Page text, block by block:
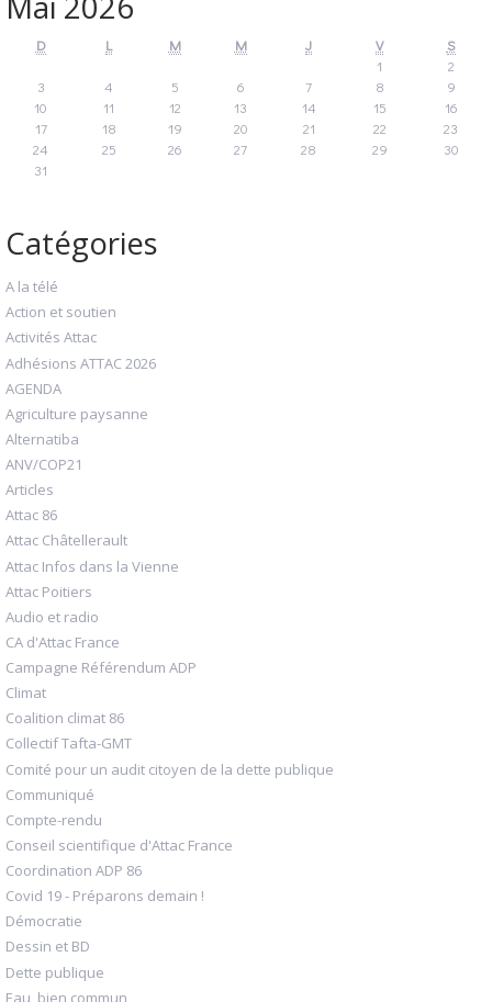
D L M M J V
S
1
2
3
4 5 6 7 8
9
10
11 12 13 14 15
16
17
18 19 20 21 22
23
24
25 26 27 28 29
30
31
Catégories
A la télé
Action et soutien
Activités Attac
Adhésions ATTAC 2026
AGENDA
Agriculture paysanne
Alternatiba
ANV/COP21
Articles
Attac 86
Attac Châtellerault
Attac Infos dans la Vienne
Attac Poitiers
Audio et radio
CA d'Attac France
Campagne Référendum ADP
Climat
Coalition climat 86
Collectif Tafta-GMT
Comité pour un audit citoyen de la dette publique
Communiqué
Compte-rendu
Conseil scientifique d'Attac France
Coordination ADP 86
Covid 19 - Préparons demain !
Démocratie
Dessin et BD
Dette publique
Eau, bien commun